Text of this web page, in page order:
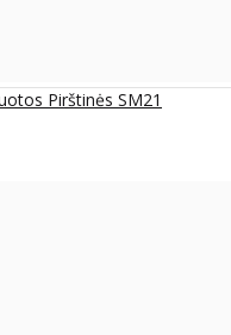
Pirštinės SM21